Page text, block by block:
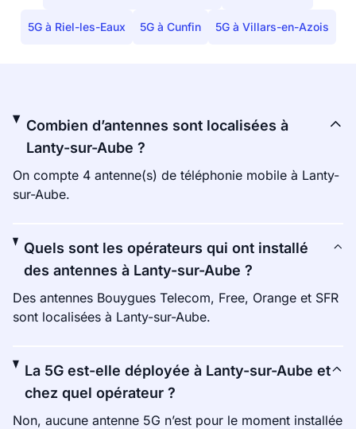
5G à Riel-les-Eaux 5G à Cunfin 5G à Villars-en-Azois
Combien d’antennes sont localisées à
Lanty-sur-Aube ?
On compte 4 antenne(s) de téléphonie mobile à Lanty-
sur-Aube.
Quels sont les opérateurs qui ont installé
des antennes à Lanty-sur-Aube ?
Des antennes Bouygues Telecom, Free, Orange et SFR
sont localisées à Lanty-sur-Aube.
La 5G est-elle déployée à Lanty-sur-Aube et
chez quel opérateur ?
Non, aucune antenne 5G n’est pour le moment installée